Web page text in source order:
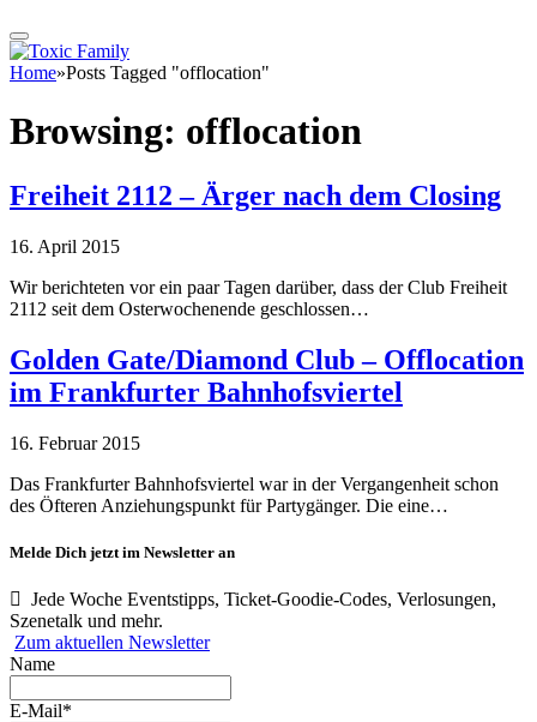
Home»Posts Tagged "offlocation"
Browsing: offlocation
Freiheit 2112 – Ärger nach dem Closing
16. April 2015
Wir berichteten vor ein paar Tagen darüber, dass der Club Freiheit
2112 seit dem Osterwochenende geschlossen…
Golden Gate/Diamond Club – Offlocation
im Frankfurter Bahnhofsviertel
16. Februar 2015
Das Frankfurter Bahnhofsviertel war in der Vergangenheit schon
des Öfteren Anziehungspunkt für Partygänger. Die eine…
Melde Dich jetzt im Newsletter an
Jede Woche Eventstipps, Ticket-Goodie-Codes, Verlosungen,
Szenetalk und mehr.
Zum aktuellen Newsletter
Name
E-Mail*